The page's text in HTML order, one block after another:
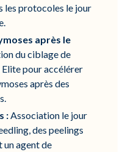
les protocoles le jour
après le
du ciblage de
pour accélérer
après des
: Association le jour
des peelings
un agent de